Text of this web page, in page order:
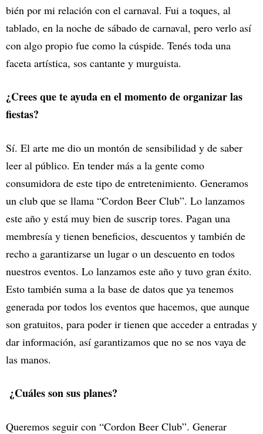
bién por mi relación con el carnaval. Fui a toques, al
tablado, en la noche de sábado de carnaval, pero verlo así
con algo propio fue como la cúspide. Tenés toda una
faceta artística, sos cantante y murguista.
¿Crees que te ayuda en el momento de organizar las
fiestas?
Sí. El arte me dio un montón de sensibilidad y de saber
leer al público. En tender más a la gente como
consumidora de este tipo de entretenimiento. Generamos
un club que se llama “Cordon Beer Club”. Lo lanzamos
este año y está muy bien de suscrip tores. Pagan una
membresía y tienen beneficios, descuentos y también de
recho a garantizarse un lugar o un descuento en todos
nuestros eventos. Lo lanzamos este año y tuvo gran éxito.
Esto también suma a la base de datos que ya tenemos
generada por todos los eventos que hacemos, que aunque
son gratuitos, para poder ir tienen que acceder a entradas y
dar información, así garantizamos que no se nos vaya de
las manos.
¿Cuáles son sus planes?
Queremos seguir con “Cordon Beer Club”. Generar